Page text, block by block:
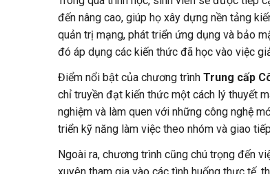
đến nâng cao, giúp họ xây dựng nền tảng
quản trị mạng, phát triển ứng dụng và bảo
đó áp dụng các kiến thức đã học vào việc
Điểm nổi bật của chương trình Trung cấp
chỉ truyền đạt kiến thức một cách lý thuyết
nghiệm và làm quen với những công nghệ
triển kỹ năng làm việc theo nhóm và giao
Ngoài ra, chương trình cũng chú trọng đến